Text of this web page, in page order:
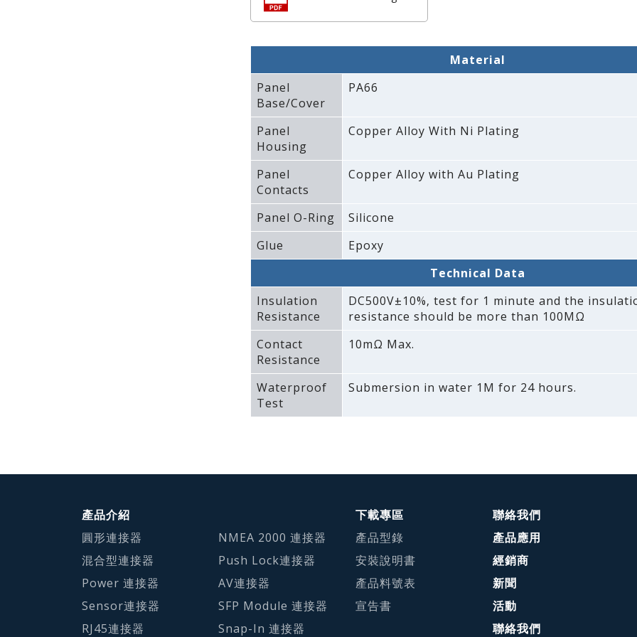
Material
Panel
Base/Cover
PA66
Panel
Housing
Copper Alloy With Ni Plating
Panel
Contacts
Copper Alloy with Au Plating
Panel O-Ring
Silicone
Glue
Epoxy
Technical Data
Insulation
Resistance
DC500V±10%‚ test for 1 minute and the
resistance should be more than 100MΩ
Contact
Resistance
10mΩ Max.
Waterproof
Test
Submersion in water 1M for 24 hours.
產品介紹
圓形連接器
混合型連接器
Power 連接器
Sensor連接器
RJ45連接器
NMEA 2000 連接器
Push Lock連接器
AV連接器
SFP Module 連接器
Snap-In 連接器
下載專區
產品型錄
安裝說明書
產品料號表
宣告書
聯絡我們
產品應用
經銷商
新聞
活動
聯絡我們